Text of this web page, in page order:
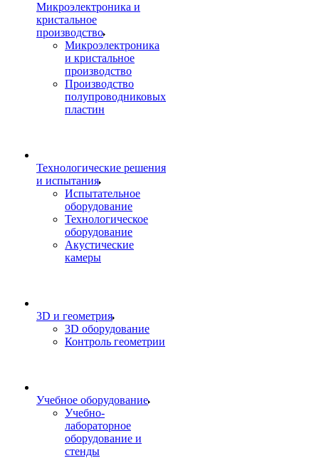
Микроэлектроника и
кристальное
производство
Микроэлектроника
и кристальное
производство
Производство
полупроводниковых
пластин
Технологические решения
и испытания
Испытательное
оборудование
Технологическое
оборудование
Акустические
камеры
3D и геометрия
3D оборудование
Контроль геометрии
Учебное оборудование
Учебно-
лабораторное
оборудование и
стенды